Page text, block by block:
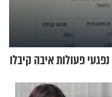
פעולות איבה קיבלו